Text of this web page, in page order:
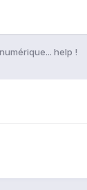
help !